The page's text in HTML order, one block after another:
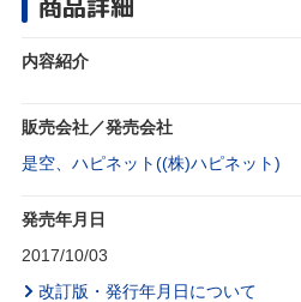
内容紹介
販売会社／発売会社
是空、ハピネット((株)ハピネット)
発売年月日
2017/10/03
改訂版・発行年月日について